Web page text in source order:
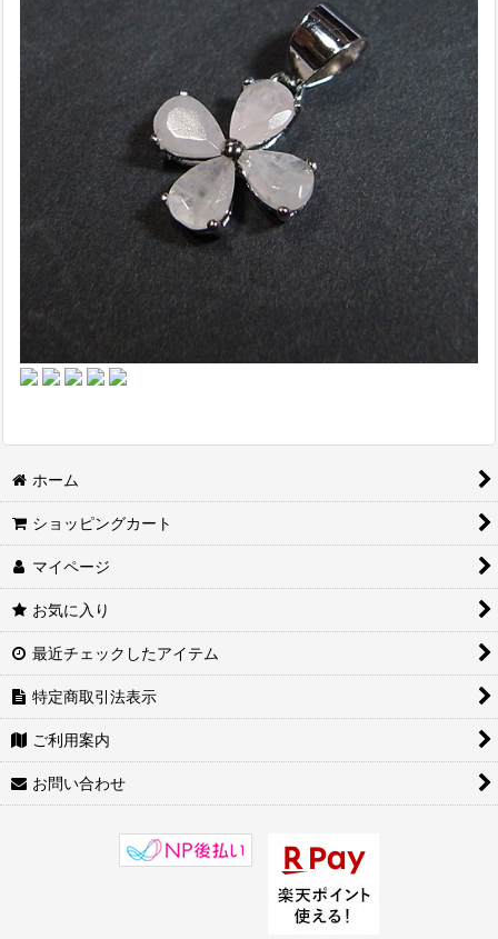
ホーム
ショッピングカート
マイページ
お気に入り
最近チェックしたアイテム
特定商取引法表示
ご利用案内
お問い合わせ